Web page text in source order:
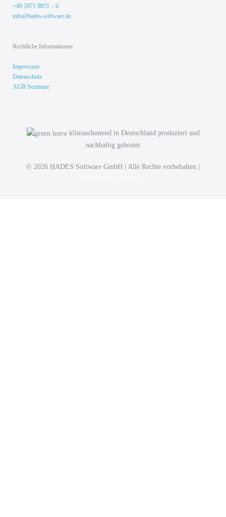
+49 5971 9871 – 0
info@hades-software.de
Rechtliche Informationen
Impressum
Datenschutz
AGB Seminare
klimaschonend in Deutschland produziert und
nachhaltig gehostet
© 2026 HADES Software GmbH | Alle Rechte vorbehalten |